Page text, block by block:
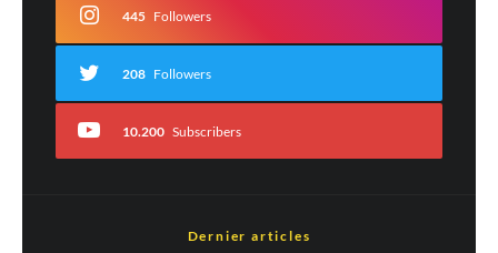
445 Followers
208 Followers
10.200 Subscribers
Dernier articles